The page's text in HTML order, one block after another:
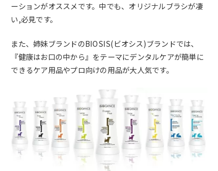
ーションがオススメです。中でも、オリジナルブラシが凄
い,必見です。
また、姉妹ブランドのBIOSIS(ビオシス)ブランドでは、
『健康はお口の中から』をテーマにデンタルケアが簡単に
できるケア用品やプロ向けの用品が大人気です。